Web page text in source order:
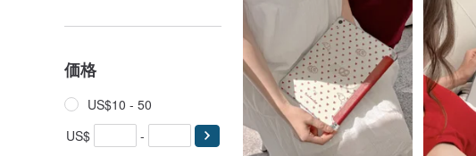
価格
US$10 - 50
US$
-